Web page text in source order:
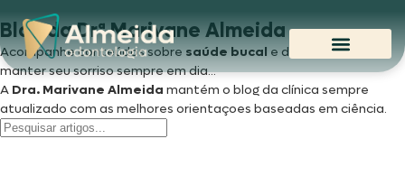
Blog da Drª Marivane Almeida
Acompanhe conteúdos sobresaúde bucale dicas para você
manter seu sorriso sempre em dia...
A Dra. Marivane Almeida mantém o blog da clínica sempre
atualizado com as melhores orientaçoes baseadas em ciência.